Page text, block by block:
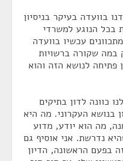
בוועדה בעיקר בניסיון
בכל הנוגע למשרדי
עכשיו בוועדה
במה שקורה ברשויות
פתיחה לנושא הזה והוא
כוונה לדון בתיקים
בנושא העקרוני. מה היא
מה הוא יודע, מדוע
נדרשת. אני אוסיף גם
בפעם הראשונה, הדיון